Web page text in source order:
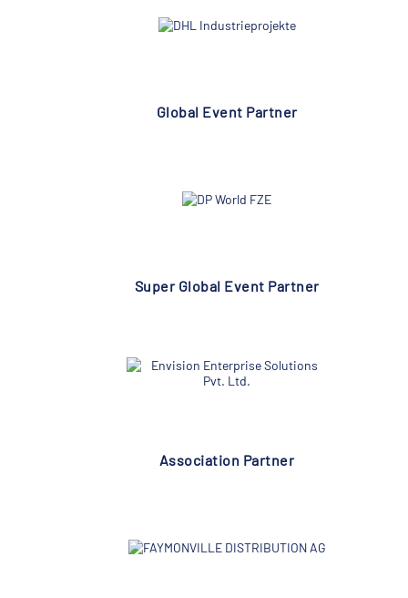
Global Event Partner
Super Global Event Partner
Association Partner